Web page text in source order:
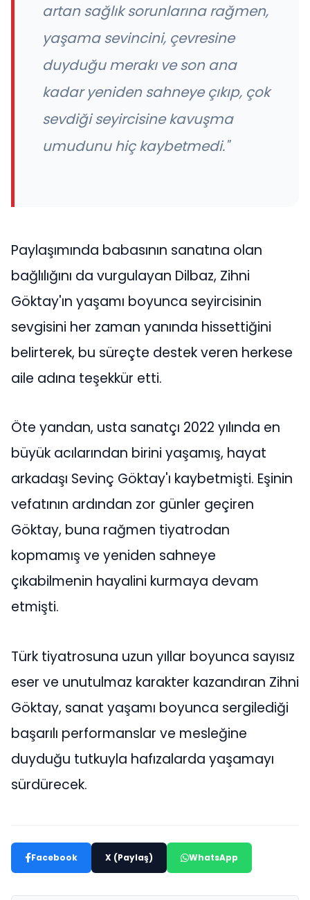
artan sağlık sorunlarına rağmen,
yaşama sevincini, çevresine
duyduğu merakı ve son ana
kadar yeniden sahneye çıkıp, çok
sevdiği seyircisine kavuşma
umudunu hiç kaybetmedi."
Paylaşımında babasının sanatına olan
bağlılığını da vurgulayan Dilbaz, Zihni
Göktay'ın yaşamı boyunca seyircisinin
sevgisini her zaman yanında hissettiğini
belirterek, bu süreçte destek veren herkese
aile adına teşekkür etti.
Öte yandan, usta sanatçı 2022 yılında en
büyük acılarından birini yaşamış, hayat
arkadaşı Sevinç Göktay'ı kaybetmişti. Eşinin
vefatının ardından zor günler geçiren
Göktay, buna rağmen tiyatrodan
kopmamış ve yeniden sahneye
çıkabilmenin hayalini kurmaya devam
etmişti.
Türk tiyatrosuna uzun yıllar boyunca sayısız
eser ve unutulmaz karakter kazandıran Zihni
Göktay, sanat yaşamı boyunca sergilediği
başarılı performanslar ve mesleğine
duyduğu tutkuyla hafızalarda yaşamayı
sürdürecek.
Facebook X (Paylaş) WhatsApp